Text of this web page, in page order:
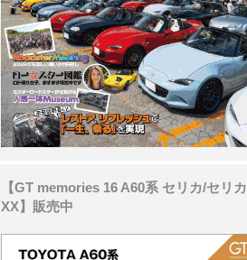
【GT memories 16 A60系 セリカ/セリカ
XX】販売中